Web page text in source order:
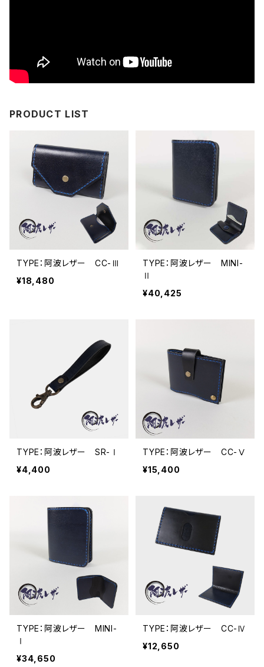
PRODUCT LIST
TYPE：阿波レザー CC-Ⅲ
¥18,480
TYPE：阿波レザー MINI-
Ⅱ
¥40,425
TYPE：阿波レザー SR-Ⅰ
¥4,400
TYPE：阿波レザー CC-Ⅴ
¥15,400
TYPE：阿波レザー MINI-
Ⅰ
¥34,650
TYPE：阿波レザー CC-Ⅳ
¥12,650